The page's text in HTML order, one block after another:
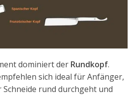
dominiert der Rundkopf.
sich ideal für Anfänger,
Schneide rund durchgeht und